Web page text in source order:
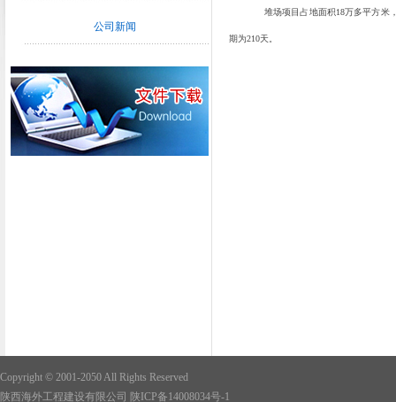
公司新闻
堆场项目占地面积18万多平方米
期为210天。
Copyright © 2001-2050 All Rights Reserved
陕西海外工程建设有限公司 陕ICP备14008034号-1